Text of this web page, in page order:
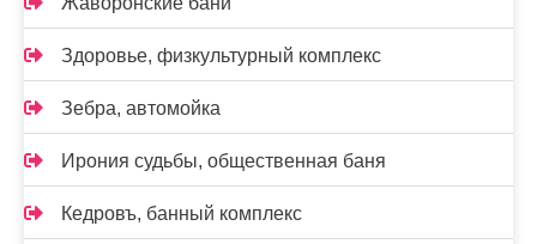
Здоровье, физкультурный комплекс
Зебра, автомойка
Ирония судьбы, общественная баня
Кедровъ, банный комплекс